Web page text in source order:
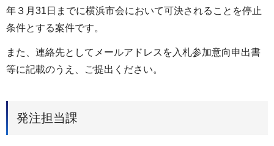
年３月31日までに横浜市会において可決されることを停止
条件とする案件です。
また、連絡先としてメールアドレスを入札参加意向申出書
等に記載のうえ、ご提出ください。
発注担当課